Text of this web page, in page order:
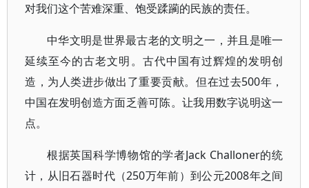
对我们这个苦难深重、饱受蹂躏的民族的责任。
中华文明是世界最古老的文明之一，并且是唯一
延续至今的古老文明。古代中国有过辉煌的发明创
造，为人类进步做出了重要贡献。但在过去500年，
中国在发明创造方面乏善可陈。让我用数字说明这一
点。
根据英国科学博物馆的学者Jack Challoner的统
计，从旧石器时代（250万年前）到公元2008年之间